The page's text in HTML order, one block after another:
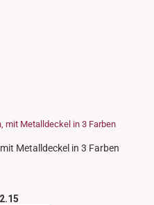
Metalldeckel in 3 Farben